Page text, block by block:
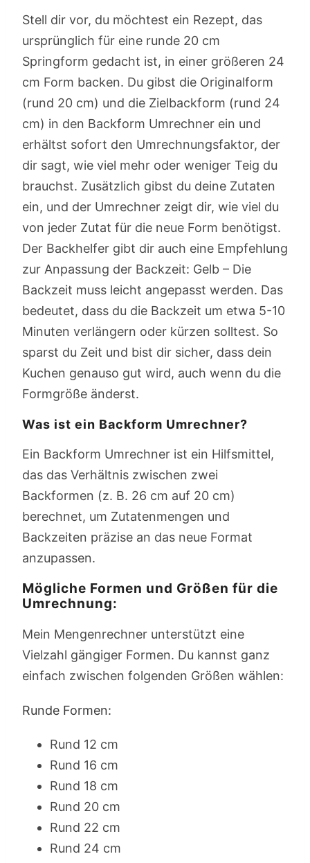
Stell dir vor, du möchtest ein Rezept, das
ursprünglich für eine runde 20 cm
Springform gedacht ist, in einer größeren 24
cm Form backen. Du gibst die Originalform
(rund 20 cm) und die Zielbackform (rund 24
cm) in den Backform Umrechner ein und
erhältst sofort den Umrechnungsfaktor, der
dir sagt, wie viel mehr oder weniger Teig du
brauchst. Zusätzlich gibst du deine Zutaten
ein, und der Umrechner zeigt dir, wie viel du
von jeder Zutat für die neue Form benötigst.
Der Backhelfer gibt dir auch eine Empfehlung
zur Anpassung der Backzeit: Gelb – Die
Backzeit muss leicht angepasst werden. Das
bedeutet, dass du die Backzeit um etwa 5-10
Minuten verlängern oder kürzen solltest. So
sparst du Zeit und bist dir sicher, dass dein
Kuchen genauso gut wird, auch wenn du die
Formgröße änderst.
Was ist ein Backform Umrechner?
Ein Backform Umrechner ist ein Hilfsmittel,
das das Verhältnis zwischen zwei
Backformen (z. B. 26 cm auf 20 cm)
berechnet, um Zutatenmengen und
Backzeiten präzise an das neue Format
anzupassen.
Mögliche Formen und Größen für die
Umrechnung:
Mein Mengenrechner unterstützt eine
Vielzahl gängiger Formen. Du kannst ganz
einfach zwischen folgenden Größen wählen:
Runde Formen:
Rund 12 cm
Rund 16 cm
Rund 18 cm
Rund 20 cm
Rund 22 cm
Rund 24 cm